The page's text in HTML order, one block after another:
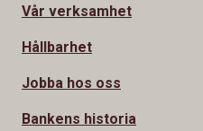
Vår verksamhet
Hållbarhet
Jobba hos oss
Bankens historia